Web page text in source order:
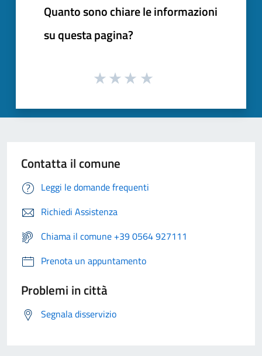
Quanto sono chiare le informazioni
su questa pagina?
Contatta il comune
Leggi le domande frequenti
Richiedi Assistenza
Chiama il comune +39 0564 927111
Prenota un appuntamento
Problemi in città
Segnala disservizio